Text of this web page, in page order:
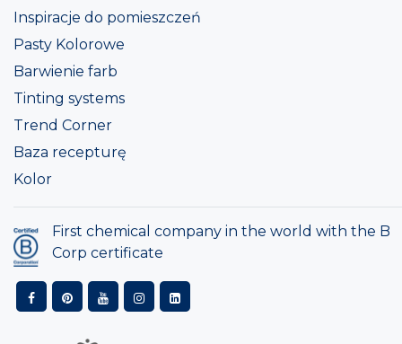
Inspiracje do pomieszczeń
Pasty Kolorowe
Barwienie farb
Tinting systems
Trend Corner
Baza recepturę
Kolor
First chemical company in the world with the B
Corp certificate